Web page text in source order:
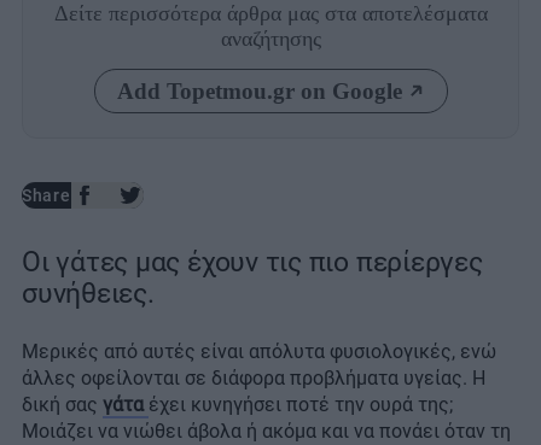
Δείτε περισσότερα άρθρα μας στα αποτελέσματα
αναζήτησης
Add Topetmou.gr on Google
Share
Οι γάτες μας έχουν τις πιο περίεργες
συνήθειες.
Μερικές από αυτές είναι απόλυτα φυσιολογικές, ενώ
άλλες οφείλονται σε διάφορα προβλήματα υγείας. Η
δική σας γάτα έχει κυνηγήσει ποτέ την ουρά της;
Μοιάζει να νιώθει άβολα ή ακόμα και να πονάει όταν τη